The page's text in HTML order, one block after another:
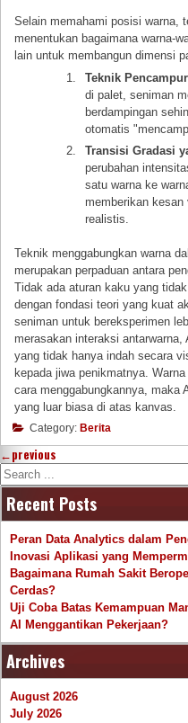
Selain memahami posisi warna,
menentukan bagaimana warna-
lain untuk membangun dimensi
Teknik
di palet, seniman
berdampingan
otomatis
Transisi Gradasi
perubahan
satu warna ke
memberikan kesan
realistis.
Teknik menggabungkan warna
merupakan perpaduan antara
Tidak ada aturan kaku yang
dengan fondasi teori yang kuat
seniman untuk bereksperimen
merasakan interaksi
yang tidak hanya indah secara
kepada jiwa penikmatnya.
cara menggabungkannya, maka
yang luar biasa di atas kanvas.
Category: Berita
←previous
Search
Recent Posts
Peran Data Analytics dalam
Inovasi Aplikasi yang
Bagaimana Rumah Sakit
Cerdas?
Uji Coba Batas Kemampuan
AI Menggantikan Pekerjaan?
Archives
August 2026
July 2026